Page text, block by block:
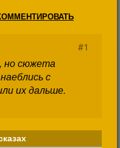
#1
но сюжета
с
их дальше.